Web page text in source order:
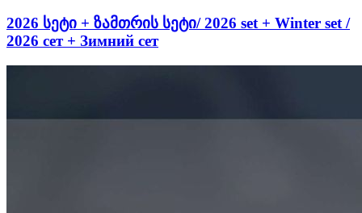
2026 სეტი + ზამთრის სეტი/ 2026 set + Winter set /
2026 сет + Зимний сет